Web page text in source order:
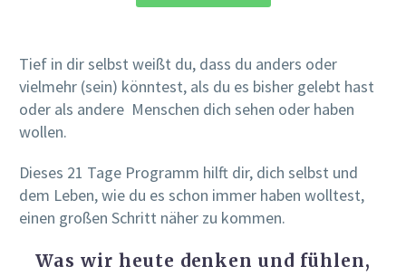
Tief in dir selbst weißt du, dass du anders oder
vielmehr (sein) könntest, als du es bisher gelebt hast
oder als andere Menschen dich sehen oder haben
wollen.
Dieses 21 Tage Programm hilft dir, dich selbst und
dem Leben, wie du es schon immer haben wolltest,
einen großen Schritt näher zu kommen.
Was wir heute denken und fühlen,